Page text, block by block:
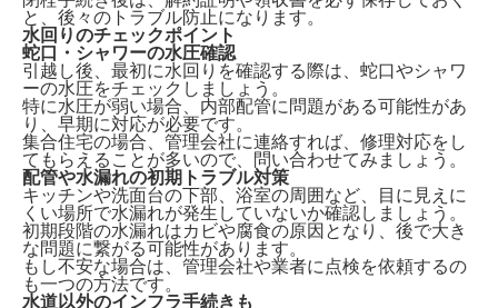
と、後々のトラブル防止になります。
水回りのチェックポイント
蛇口・シャワーの水圧確認
引越し後、最初に水回りを確認する際は、 蛇口やシャワ
ーの水圧をチェックしましょう。
特に水圧が弱い場合、内部配管に問題がある可能性があ
り、早期に対応が必要です。
集合住宅の場合、管理会社に連絡すれば、修理対応をし
てもらえることが多いので、問い合わせてみましょう。
配管や水漏れの初期トラブル対策
キッチンや洗面台の下部、浴室の周囲など、
目に見えに
くい場所で水漏れが発生していないか確認しましょう。
初期段階の水漏れはカビや腐食の原因となり、後で大き
な問題に繋がる可能性があります。
もし不安な場合は、管理会社や業者に点検を依頼するの
も一つの方法です。
水道以外のインフラ手続きも